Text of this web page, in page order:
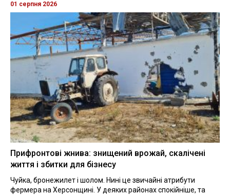
01 серпня 2026
Прифронтові жнива: знищений врожай, скалічені
життя і збитки для бізнесу
Чуйка, бронежилет і шолом. Нині це звичайні атрибути
фермера на Херсонщині. У деяких районах спокійніше, та